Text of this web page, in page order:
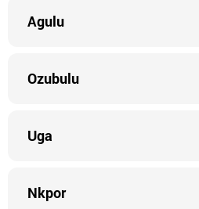
Agulu
Ozubulu
Uga
Nkpor